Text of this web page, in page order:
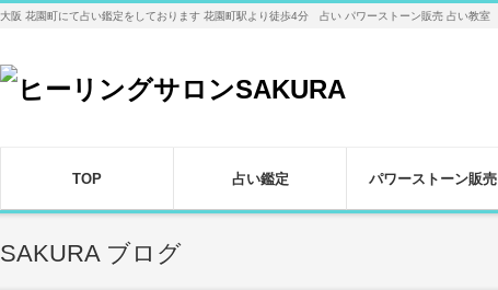
大阪 花園町にて占い鑑定をしております 花園町駅より徒歩4分 占い パワーストーン販売 占い教室
TOP 占い鑑定 パワーストーン販売
SAKURA ブログ